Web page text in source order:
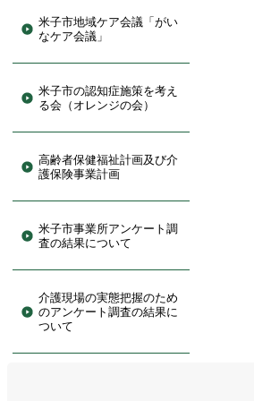
米子市地域ケア会議「がい
なケア会議」
米子市の認知症施策を考え
る会（オレンジの会）
高齢者保健福祉計画及び介
護保険事業計画
米子市事業所アンケート調
査の結果について
介護現場の実態把握のため
のアンケート調査の結果に
ついて